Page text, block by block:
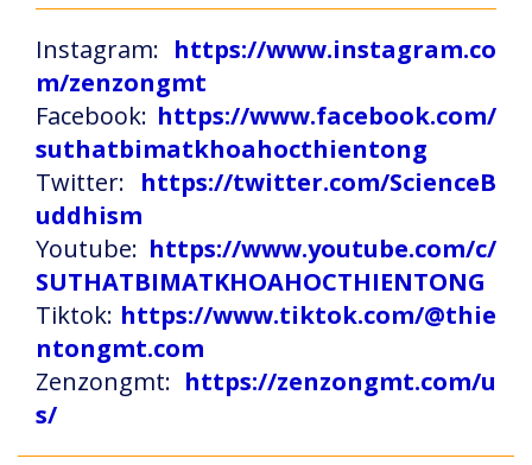
Instagram: https://www.instagram.co
m/zenzongmt
Facebook: https://www.facebook.com/
suthatbimatkhoahocthientong
Twitter: https://twitter.com/ScienceB
uddhism
Youtube: https://www.youtube.com/c/
SUTHATBIMATKHOAHOCTHIENTONG
Tiktok: https://www.tiktok.com/@thie
ntongmt.com
Zenzongmt: https://zenzongmt.com/u
s/